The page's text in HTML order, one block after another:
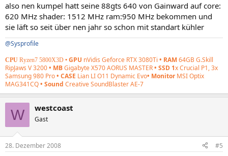
also nen kumpel hatt seine 88gts 640 von Gainward auf core:
620 MHz shader: 1512 MHz ram:950 MHz bekommen und
sie läft so seit über nen jahr so schon mit standart kühler
@Sysprofile
CPU Ryzen7 5800X3D • GPU nVidis Geforce RTX 3080Ti • RAM64GB G.Skill
RipJaws V 3200• MBGigabyte X570 AORUS MASTER• SSD 1x Crucial P1, 3x
Samsung 980 Pro• CASE Lian LI O11 Dynamic Evo• MonitorMSI Optix
MAG341CQ• Sound Creative SoundBlaster AE-7
W westcoast
Gast
28. Dezember 2008 #5